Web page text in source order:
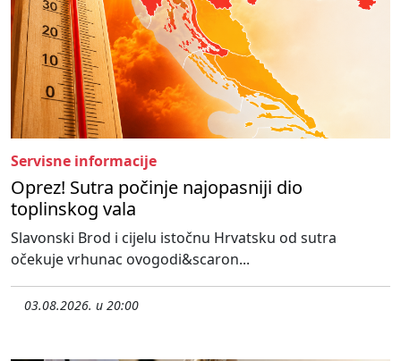
Servisne informacije
Oprez! Sutra počinje najopasniji dio
toplinskog vala
Slavonski Brod i cijelu istočnu Hrvatsku od sutra
očekuje vrhunac ovogodi&scaron...
03.08.2026. u 20:00